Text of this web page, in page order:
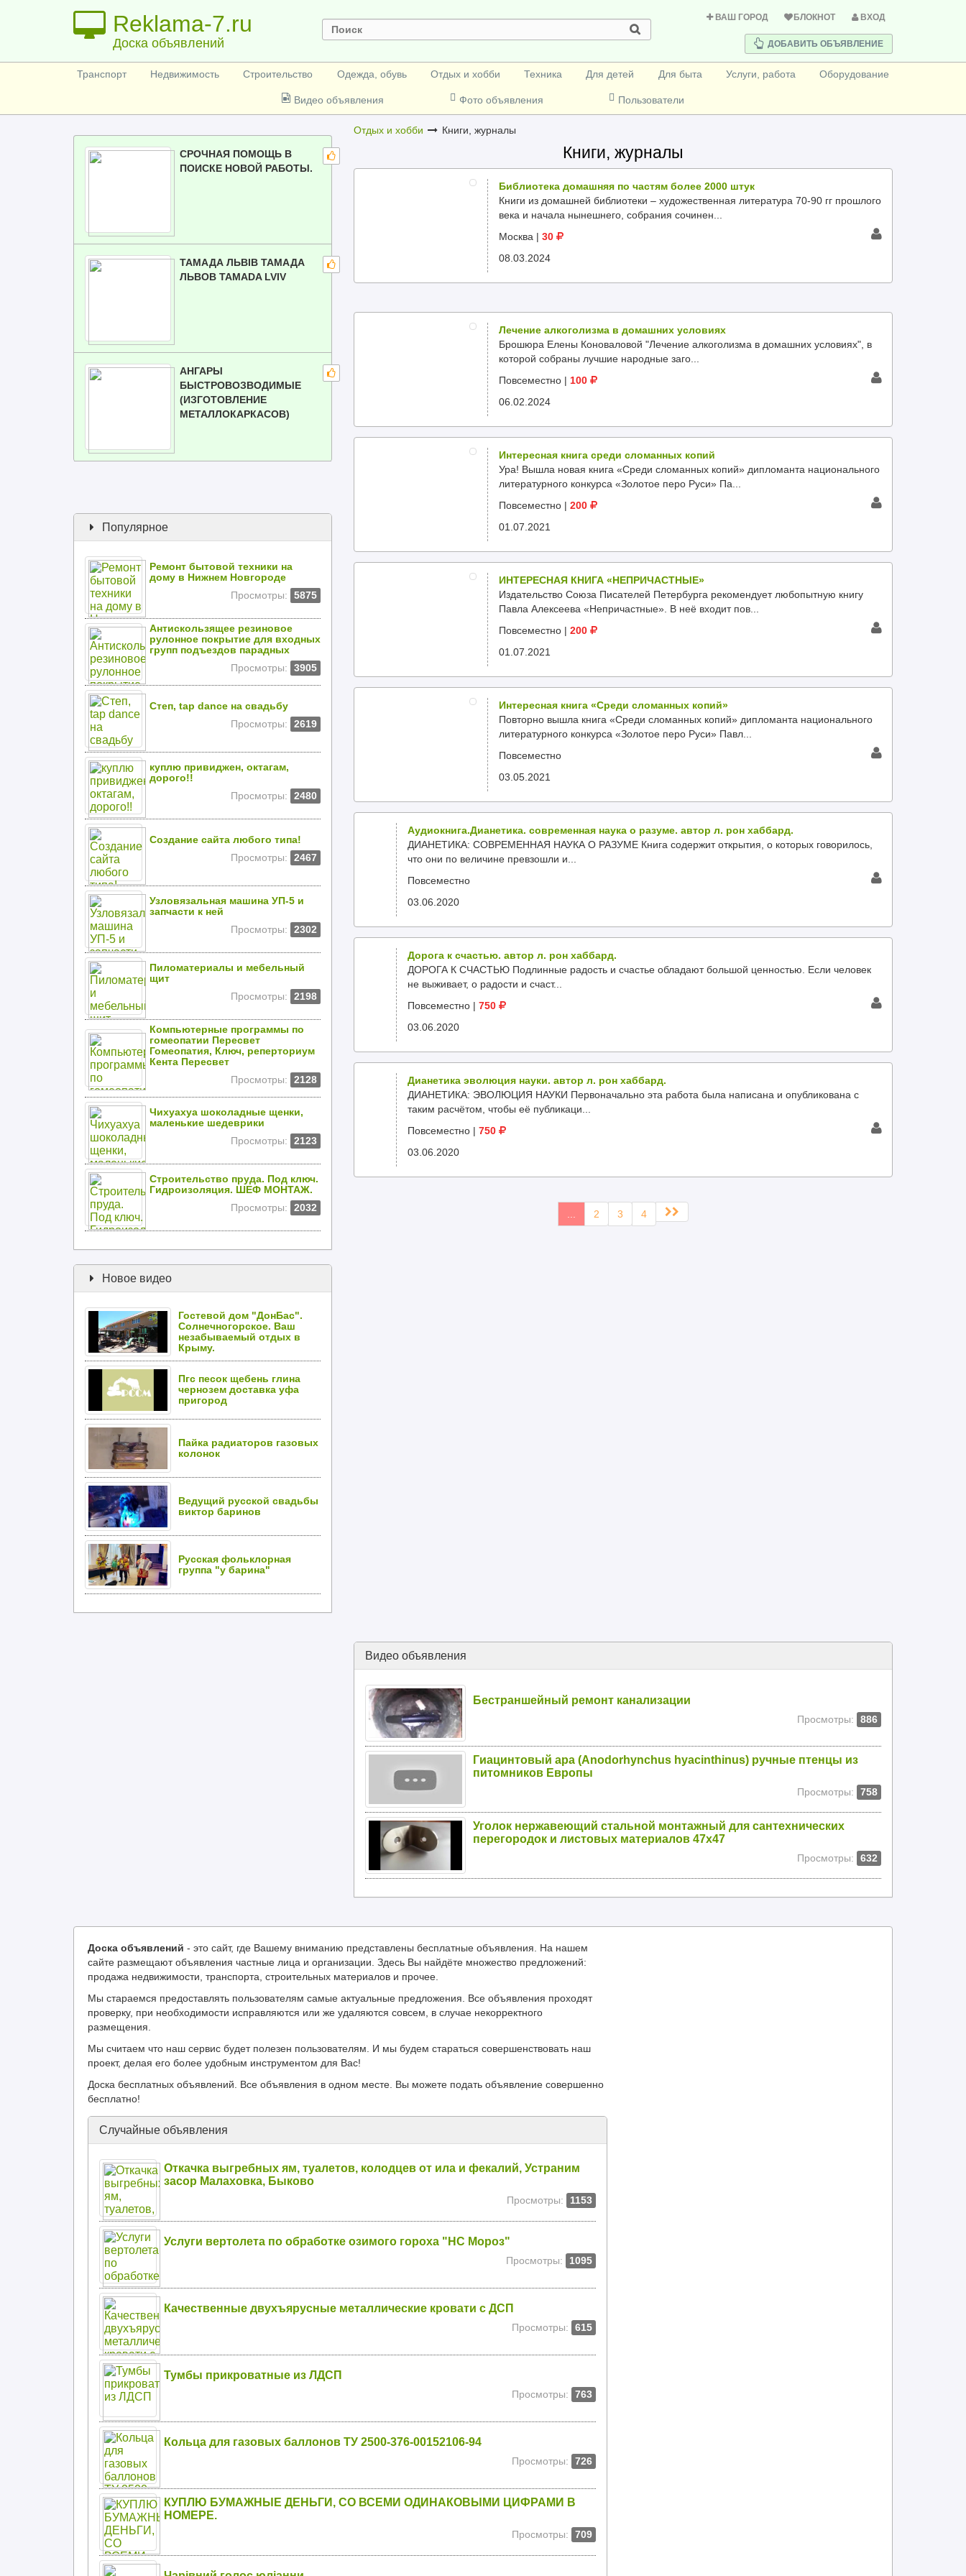
Reklama-7.ru
Доска объявлений
ВАШ ГОРОД БЛОКНОТ ВХОД
ДОБАВИТЬ ОБЪЯВЛЕНИЕ
Транспорт Недвижимость Строительство Одежда, обувь Отдых и хобби Техника Для детей Для быта Услуги, работа Оборудование
Видео объявления Фото объявления Пользователи
Отдых и хобби Книги, журналы
Книги, журналы
Библиотека домашняя по частям более 2000 штук
Книги из домашней библиотеки – художественная литература 70-90 гг прошлого
века и начала нынешнего, собрания сочинен...
Москва | 30
08.03.2024
Лечение алкоголизма в домашних условиях
Брошюра Елены Коноваловой "Лечение алкоголизма в домашних условиях", в
которой собраны лучшие народные заго...
Повсеместно | 100
06.02.2024
Интересная книга среди сломанных копий
Ура! Вышла новая книга «Среди сломанных копий» дипломанта национального
литературного конкурса «Золотое перо Руси» Па...
Повсеместно | 200
01.07.2021
ИНТЕРЕСНАЯ КНИГА «НЕПРИЧАСТНЫЕ»
Издательство Союза Писателей Петербурга рекомендует любопытную книгу
Павла Алексеева «Непричастные». В неё входит пов...
Повсеместно | 200
01.07.2021
Интересная книга «Среди сломанных копий»
Повторно вышла книга «Среди сломанных копий» дипломанта национального
литературного конкурса «Золотое перо Руси» Павл...
Повсеместно
03.05.2021
Аудиокнига.Дианетика. современная наука о разуме. автор л. рон хаббард.
ДИАНЕТИКА: СОВРЕМЕННАЯ НАУКА О РАЗУМЕ Книга содержит открытия, о которых говорилось,
что они по величине превзошли и...
Повсеместно
03.06.2020
Дорога к счастью. автор л. рон хаббард.
ДОРОГА К СЧАСТЬЮ Подлинные радость и счастье обладают большой ценностью. Если человек
не выживает, о радости и счаст...
Повсеместно | 750
03.06.2020
Дианетика эволюция науки. автор л. рон хаббард.
ДИАНЕТИКА: ЭВОЛЮЦИЯ НАУКИ Первоначально эта работа была написана и опубликована с
таким расчётом, чтобы её публикаци...
Повсеместно | 750
03.06.2020
2 3 4
СРОЧНАЯ ПОМОЩЬ В
ПОИСКЕ НОВОЙ РАБОТЫ.
ТАМАДА ЛЬВІВ ТАМАДА
ЛЬВOВ TAMADA LVIV
АНГАРЫ
БЫСТРОВОЗВОДИМЫЕ
(ИЗГОТОВЛЕНИЕ
МЕТАЛЛОКАРКАСОВ)
Популярное
Ремонт бытовой техники на
дому в Нижнем Новгороде
Просмотры:
5875
Антискользящее резиновое
рулонное покрытие для входных
групп подъездов парадных
Просмотры:
3905
Степ, tap dance на свадьбу
Просмотры:
2619
куплю привиджен, октагам,
дорого!!
Просмотры:
2480
Создание сайта любого типа!
Просмотры:
2467
Узловязальная машина УП-5 и
запчасти к ней
Просмотры:
2302
Пиломатериалы и мебельный
щит
Просмотры:
2198
Компьютерные программы по
гомеопатии Пересвет
Гомеопатия, Ключ, реперториум
Кента Пересвет
Просмотры:
2128
Чихуахуа шоколадные щенки,
маленькие шедеврики
Просмотры:
2123
Строительство пруда. Под ключ.
Гидроизоляция. ШЕФ МОНТАЖ.
Просмотры:
2032
Новое видео
Гостевой дом "ДонБас".
Солнечногорское. Ваш
незабываемый отдых в
Крыму.
Пгс песок щебень глина
чернозем доставка уфа
пригород
Пайка радиаторов газовых
колонок
Ведущий русской свадьбы
виктор баринов
Русская фольклорная
группа "у барина"
Видео объявления
Бестраншейный ремонт канализации
Просмотры: 886
Гиацинтовый ара (Anodorhynchus hyacinthinus) ручные птенцы из
питомников Европы
Просмотры: 758
Уголок нержавеющий стальной монтажный для сантехнических
перегородок и листовых материалов 47х47
Просмотры: 632
Доска объявлений - это сайт, где Вашему вниманию представлены бесплатные объявления. На нашем
сайте размещают объявления частные лица и организации. Здесь Вы найдёте множество предложений:
продажа недвижимости, транспорта, строительных материалов и прочее.
Мы стараемся предоставлять пользователям самые актуальные предложения. Все объявления проходят
проверку, при необходимости исправляются или же удаляются совсем, в случае некорректного
размещения.
Мы считаем что наш сервис будет полезен пользователям. И мы будем стараться совершенствовать наш
проект, делая его более удобным инструментом для Вас!
Доска бесплатных объявлений. Все объявления в одном месте. Вы можете подать объявление совершенно
бесплатно!
Случайные объявления
Откачка выгребных ям, туалетов, колодцев от ила и фекалий, Устраним
засор Малаховка, Быково
Просмотры: 1153
Услуги вертолета по обработке озимого гороха "НС Мороз"
Просмотры: 1095
Качественные двухъярусные металлические кровати с ДСП
Просмотры: 615
Тумбы прикроватные из ЛДСП
Просмотры: 763
Кольца для газовых баллонов ТУ 2500-376-00152106-94
Просмотры: 726
КУПЛЮ БУМАЖНЫЕ ДЕНЬГИ, СО ВСЕМИ ОДИНАКОВЫМИ ЦИФРАМИ В
НОМЕРЕ.
Просмотры: 709